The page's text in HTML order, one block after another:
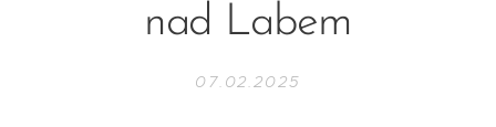
nad Labem
07.02.2025